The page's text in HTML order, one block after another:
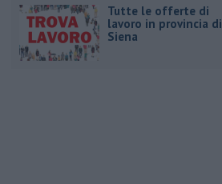
​Tutte le offerte di
lavoro in provincia di
Siena